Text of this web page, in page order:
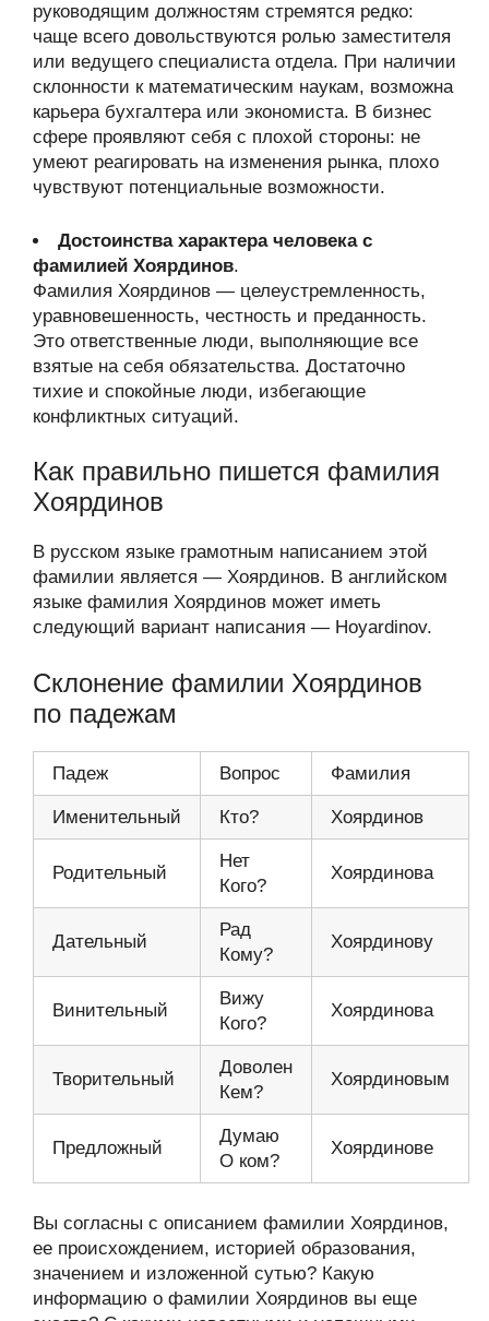
руководящим должностям стремятся редко:
чаще всего довольствуются ролью заместителя
или ведущего специалиста отдела. При наличии
склонности к математическим наукам, возможна
карьера бухгалтера или экономиста. В бизнес
сфере проявляют себя с плохой стороны: не
умеют реагировать на изменения рынка, плохо
чувствуют потенциальные возможности.
Достоинства характера человека с
фамилией Хоярдинов.
Фамилия Хоярдинов — целеустремленность,
уравновешенность, честность и преданность.
Это ответственные люди, выполняющие все
взятые на себя обязательства. Достаточно
тихие и спокойные люди, избегающие
конфликтных ситуаций.
Как правильно пишется фамилия
Хоярдинов
В русском языке грамотным написанием этой
фамилии является — Хоярдинов. В английском
языке фамилия Хоярдинов может иметь
следующий вариант написания — Hoyardinov.
Склонение фамилии Хоярдинов
по падежам
Падеж Вопрос Фамилия
Именительный Кто? Хоярдинов
Родительный
Нет
Кого?
Хоярдинова
Дательный
Рад
Кому?
Хоярдинову
Винительный
Вижу
Кого?
Хоярдинова
Творительный
Доволен
Кем?
Хоярдиновым
Предложный
Думаю
О ком?
Хоярдинове
Вы согласны с описанием фамилии Хоярдинов,
ее происхождением, историей образования,
значением и изложенной сутью? Какую
информацию о фамилии Хоярдинов вы еще